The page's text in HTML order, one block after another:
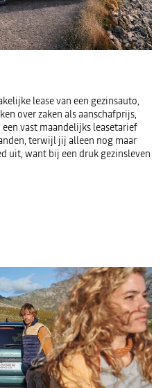
lease van een gezinsauto,
over zaken als aanschafprijs,
vast maandelijks leasetarief
terwijl jij alleen nog maar
uit, want bij een druk gezinsleven